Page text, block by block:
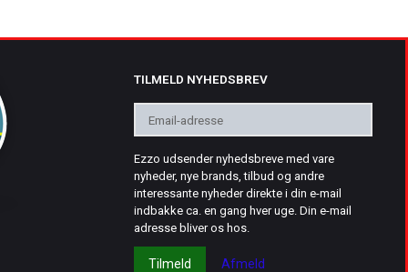
TILMELD NYHEDSBREV
adresse
Ezzo udsender nyhedsbreve med vare
nyheder, nye brands, tilbud og andre
interessante nyheder direkte i din e-mail
indbakke ca. en gang hver uge. Din e-mail
adresse bliver os hos.
Tilmeld Afmeld